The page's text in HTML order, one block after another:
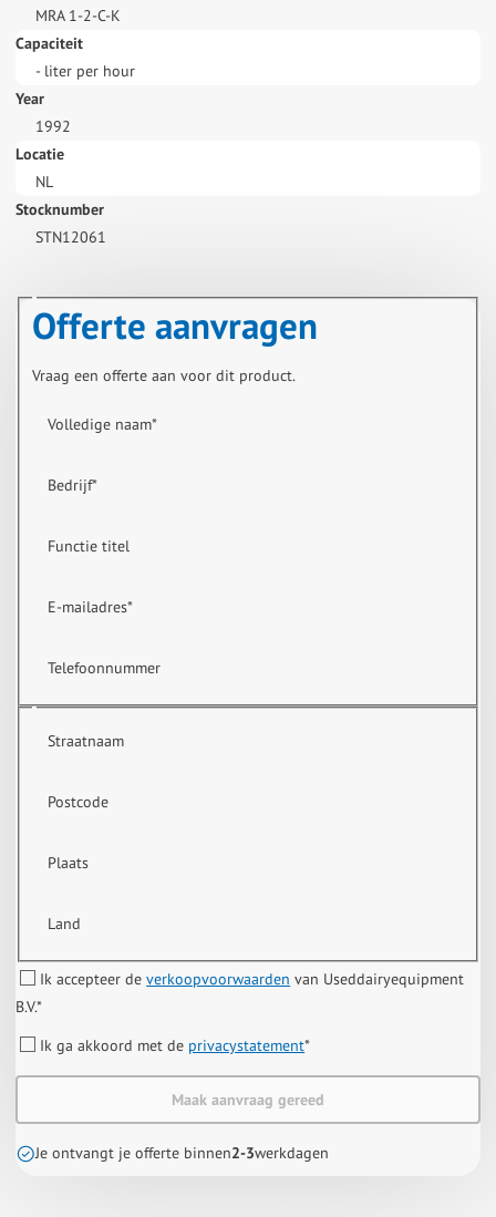
MRA 1-2-C-K
Capaciteit
- liter per hour
Year
1992
Locatie
NL
Stocknumber
STN12061
Offerte aanvragen
Vraag een offerte aan voor dit product.
Volledige naam*
Bedrijf*
Functie titel
E-mailadres*
Telefoonnummer
Straatnaam
Postcode
Plaats
Land
Ik accepteer deverkoopvoorwaarden van Useddairyequipment
B.V.*
Ik ga akkoord met de privacystatement*
Maak aanvraag gereed
Je ontvangt je offerte binnen2-3werkdagen